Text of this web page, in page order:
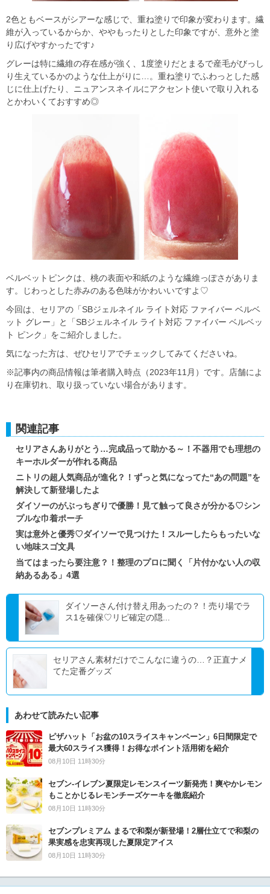
2色ともベースがシアーな感じで、重ね塗りで印象が変わります。繊
維が入っているからか、ややもったりとした印象ですが、意外と塗
り広げやすかったです♪
グレーは特に繊維の存在感が強く、1度塗りだとまるで産毛がびっし
り生えているかのような仕上がりに…。重ね塗りでふわっとした感
じに仕上げたり、ニュアンスネイルにアクセント使いで取り入れる
とかわいくておすすめ◎
ベルベットピンクは、桃の表面や和紙のような繊維っぽさがありま
す。じわっとした赤みのある色味がかわいいですよ♡
今回は、セリアの「SBジェルネイル ライト対応 ファイバー ベルベ
ット グレー」と「SBジェルネイル ライト対応 ファイバー ベルベッ
ト ピンク」をご紹介しました。
気になった方は、ぜひセリアでチェックしてみてくださいね。
※記事内の商品情報は筆者購入時点（2023年11月）です。店舗によ
り在庫切れ、取り扱っていない場合があります。
関連記事
セリアさんありがとう…完成品って助かる～！不器用でも理想の
キーホルダーが作れる商品
ニトリの超人気商品が進化？！ずっと気になってた“あの問題”を
解決して新登場したよ
ダイソーのがぶっちぎりで優勝！見て触って良さが分かる♡シン
プルな巾着ポーチ
実は意外と優秀♡ダイソーで見つけた！スルーしたらもったいな
い地味スゴ文具
当てはまったら要注意？！整理のプロに聞く「片付かない人の収
納あるある」4選
ダイソーさん付け替え用あったの？！売り場でラ
ス1を確保♡リピ確定の隠...
セリアさん素材だけでこんなに違うの…？正直ナメ
てた定番グッズ
あわせて読みたい記事
ピザハット「お盆の10スライスキャンペーン」6日間限定で
最大60スライス獲得！お得なポイント活用術を紹介
08月10日 11時30分
セブン‐イレブン夏限定レモンスイーツ新発売！爽やかレモン
もことかじるレモンチーズケーキを徹底紹介
08月10日 11時30分
セブンプレミアム まるで和梨が新登場！2層仕立てで和梨の
果実感を忠実再現した夏限定アイス
08月10日 11時30分